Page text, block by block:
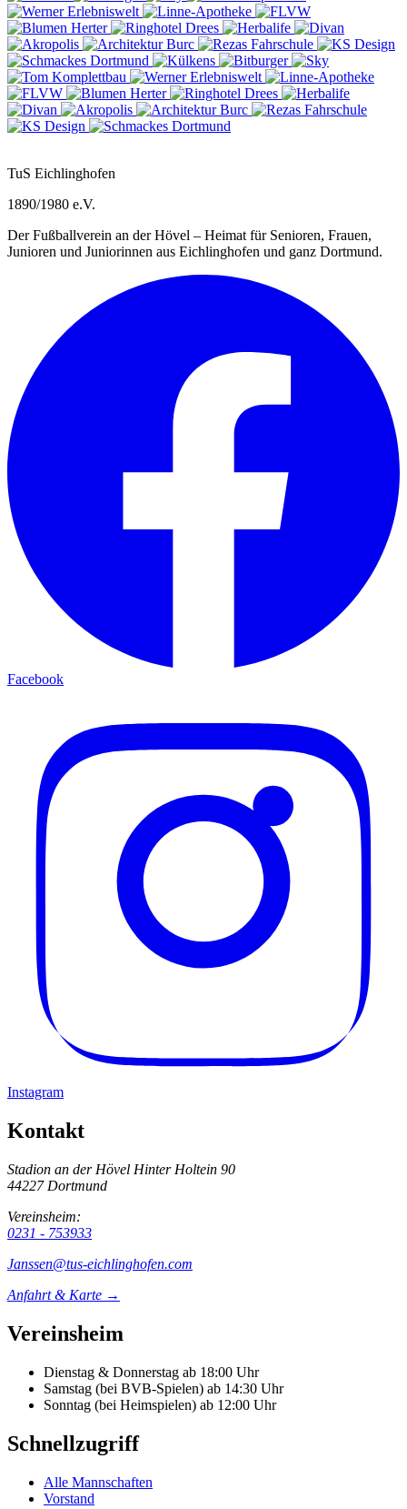
TuS Eichlinghofen
1890/1980 e.V.
Der Fußballverein an der Hövel – Heimat für Senioren, Frauen,
Junioren und Juniorinnen aus Eichlinghofen und ganz Dortmund.
Facebook
Instagram
Kontakt
Stadion an der Hövel Hinter Holtein 90
44227 Dortmund
Vereinsheim:
0231 - 753933
Janssen@tus-eichlinghofen.com
Anfahrt & Karte →
Vereinsheim
Dienstag & Donnerstag ab 18:00 Uhr
Samstag (bei BVB-Spielen) ab 14:30 Uhr
Sonntag (bei Heimspielen) ab 12:00 Uhr
Schnellzugriff
Alle Mannschaften
Vorstand